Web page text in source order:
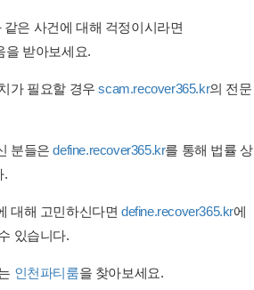
은 사건에 대해 걱정이시라면
을 받아보세요.
가 필요할 경우scam.recover365.kr의 전문
분들은define.recover365.kr를 통해 법률 상
.
대해 고민하신다면 define.recover365.kr에
있습니다.
인천파티룸을 찾아보세요.